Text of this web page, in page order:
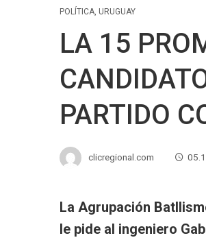
POLÍTICA, URUGUAY
LA 15
PARTIDO
clicregional.com
La Agrupación
le pide al ingeniero